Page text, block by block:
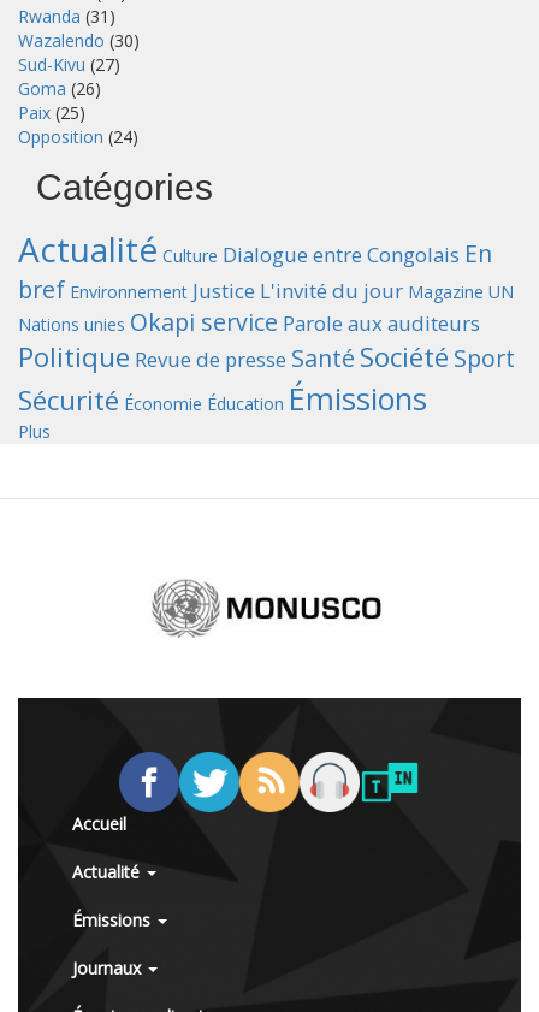
Rwanda (31)
Wazalendo (30)
Sud-Kivu (27)
Goma (26)
Paix (25)
Opposition (24)
Catégories
Actualité Culture Dialogue entre Congolais En
bref Environnement Justice L'invité du jour Magazine UN
Nations unies Okapi service Parole aux auditeurs
Politique Revue de presse Santé Société Sport
Sécurité Économie Éducation Émissions
Plus
Accueil
Actualité
Émissions
Journaux